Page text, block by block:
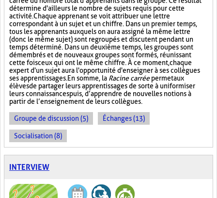
détermine d'ailleurs le nombre de sujets requis pour cette
activité. Chaque apprenant se voit attribuer une lettre
correspondant à un sujet et un chiffre. Dans un premier temps,
tous les apprenants auxquels on aura assigné la même lettre
(donc le même sujet) sont regroupés et discutent pendant un
temps déterminé. Dans un deuxième temps, les groupes sont
démembrés et de nouveaux groupes sont formés, réunissant
cette fois ceux qui ont le même chiffre. À ce moment, chaque
expert d'un sujet aura l'opportunité d'enseigner à ses collègues
ses apprentissages. En somme, la Racine carréepermet aux
élèves de partager leurs apprentissages de sorte à uniformiser
leurs connaissances puis, d’apprendre de nouvelles notions à
partir de l’enseignement de leurs collègues.
Groupe de discussion (5) Échanges (13)
Socialisation (8)
INTERVIEW